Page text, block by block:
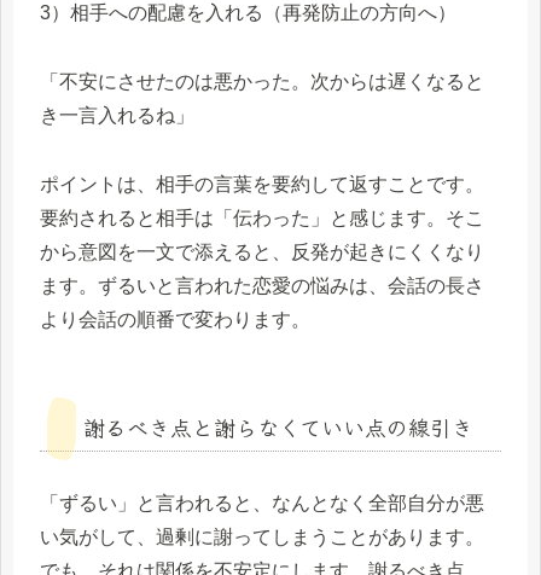
3）相手への配慮を入れる（再発防止の方向へ）
「不安にさせたのは悪かった。次からは遅くなると
き一言入れるね」
ポイントは、相手の言葉を要約して返すことです。
要約されると相手は「伝わった」と感じます。そこ
から意図を一文で添えると、反発が起きにくくなり
ます。ずるいと言われた恋愛の悩みは、会話の長さ
より会話の順番で変わります。
謝るべき点と謝らなくていい点の線引き
「ずるい」と言われると、なんとなく全部自分が悪
い気がして、過剰に謝ってしまうことがあります。
でも、それは関係を不安定にします。謝るべき点